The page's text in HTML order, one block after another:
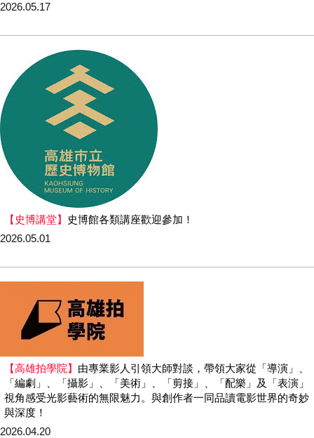
2026.05.17
【史博講堂】
史博館各類講座歡迎參加！
2026.05.01
【高雄拍學院】 由專業影人引領大師對談，帶領大家從「導演」、
「編劇」、「攝影」、「美術」、「剪接」、「配樂」及「表演」
視角感受光影藝術的無限魅力。與創作者一同品讀電影世界的奇妙
與深度！
2026.04.20